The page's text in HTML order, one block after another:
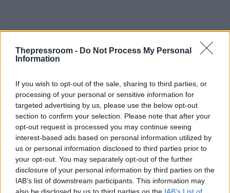
Thepressroom - Do Not Process My Personal
Information
If you wish to opt-out of the sale, sharing to third parties, or
processing of your personal or sensitive information for
targeted advertising by us, please use the below opt-out
section to confirm your selection. Please note that after your
opt-out request is processed you may continue seeing
interest-based ads based on personal information utilized by
us or personal information disclosed to third parties prior to
your opt-out. You may separately opt-out of the further
disclosure of your personal information by third parties on the
IAB’s list of downstream participants. This information may
Ο θόρυβος τις έσωσε την τελευταία στιγμή.
Καθώς κοίταξαν πάνω και είδαν τον μεγάλο όγκο
τσιμέντου και σίδερου να έρχεται κατά πάνω
τους.